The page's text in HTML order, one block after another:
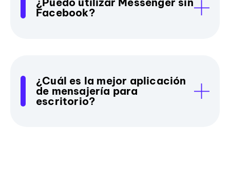
Facebook?
¿Cuál es la mejor aplicación
de mensajería para
escritorio?